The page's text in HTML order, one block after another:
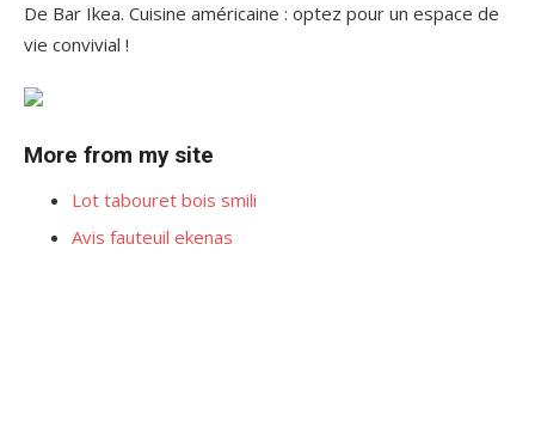
De Bar Ikea. Cuisine américaine : optez pour un espace de
vie convivial !
More from my site
Lot tabouret bois smili
Avis fauteuil ekenas